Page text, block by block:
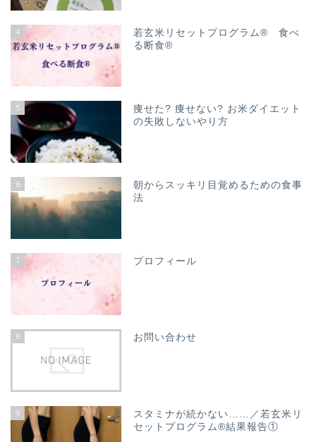
4
若玄米リセットプログラム® 食べ
る断食®
5
痩せた? 痩せない? お米ダイエット
の失敗しないやり方
6
朝からスッキリ目覚めるための食事
法
7 プロフィール
8 お問い合わせ
9
スタミナが続かない……／若玄米リ
セットプログラム®結果報告①